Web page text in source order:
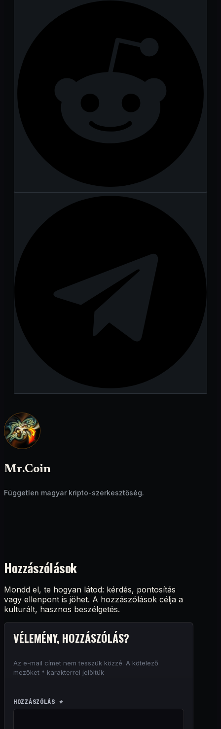
Mr.Coin
Független magyar kripto-szerkesztőség.
Hozzászólások
Mondd el, te hogyan látod: kérdés, pontosítás
vagy ellenpont is jöhet. A hozzászólások célja a
kulturált, hasznos beszélgetés.
VÉLEMÉNY, HOZZÁSZÓLÁS?
Az e-mail címet nem tesszük közzé. A kötelező
mezőket * karakterrel jelöltük
HOZZÁSZÓLÁS *